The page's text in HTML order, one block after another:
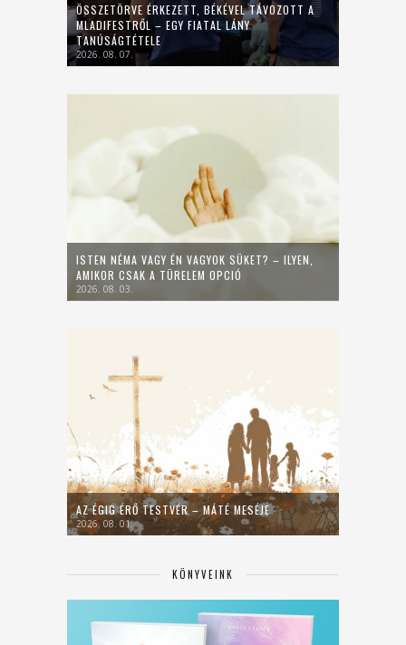
ÖSSZETÖRVE ÉRKEZETT, BÉKÉVEL TÁVOZOTT A
MLADIFESTRŐL – EGY FIATAL LÁNY
TANÚSÁGTÉTELE
2026. 08. 07.
ISTEN NÉMA VAGY ÉN VAGYOK SÜKET? – ILYEN,
AMIKOR CSAK A TÜRELEM OPCIÓ
2026. 08. 03.
AZ ÉGIG ÉRŐ TESTVÉR – MÁTÉ MESÉJE
2026. 08. 01.
KÖNYVEINK